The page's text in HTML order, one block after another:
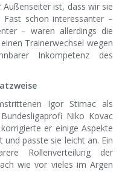
ist, dass wir sie
Fast schon interessanter –
– waren allerdings die
Trainerwechsel wegen
Inkompetenz des
Igor Stimac als
Niko Kovac
er einige Aspekte
passte sie leicht an. Ein
Rollenverteilung der
wie vor vieles im Argen